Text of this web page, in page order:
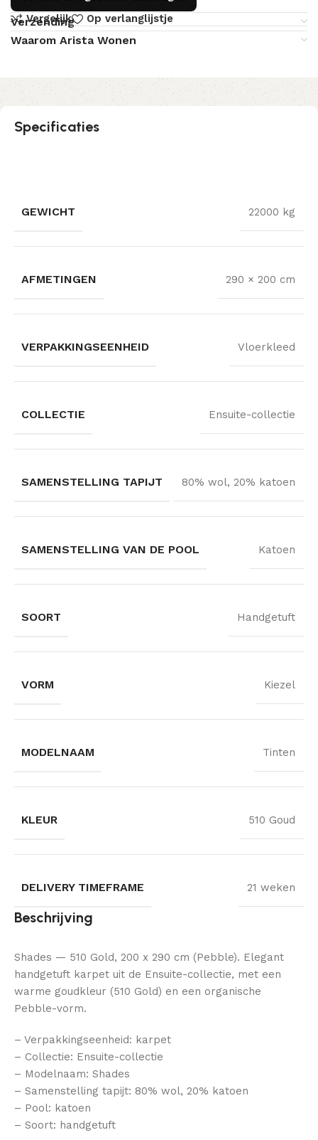
Vergelijk
Op verlanglijstje
Verzending
Waarom Arista Wonen
Specificaties
GEWICHT 22000 kg
AFMETINGEN 290 × 200 cm
VERPAKKINGSEENHEID Vloerkleed
COLLECTIE Ensuite-collectie
SAMENSTELLING TAPIJT 80% wol, 20% katoen
SAMENSTELLING VAN DE POOL Katoen
SOORT Handgetuft
VORM Kiezel
MODELNAAM Tinten
KLEUR 510 Goud
DELIVERY TIMEFRAME 21 weken
Beschrijving
Shades — 510 Gold, 200 x 290 cm (Pebble). Elegant
handgetuft karpet uit de Ensuite-collectie, met een
warme goudkleur (510 Gold) en een organische
Pebble-vorm.
– Verpakkingseenheid: karpet
– Collectie: Ensuite-collectie
– Modelnaam: Shades
– Samenstelling tapijt: 80% wol, 20% katoen
– Pool: katoen
– Soort: handgetuft